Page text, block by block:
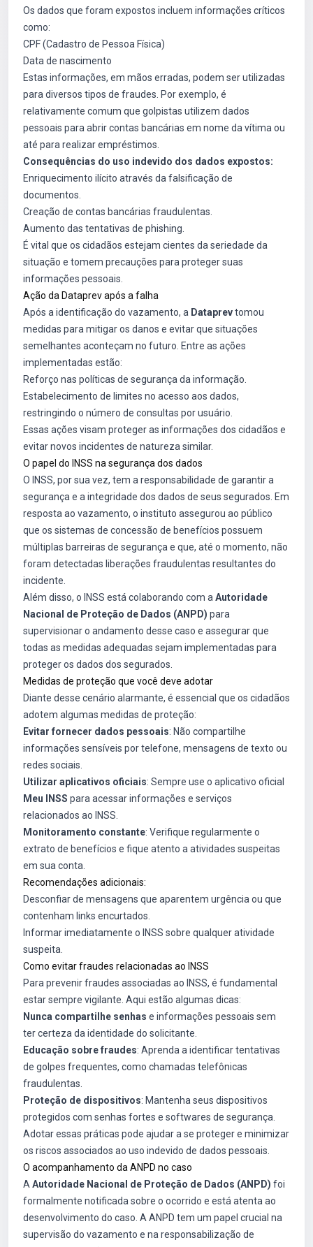
Os dados que foram expostos incluem informações críticos
como:
CPF (Cadastro de Pessoa Física)
Data de nascimento
Estas informações, em mãos erradas, podem ser utilizadas
para diversos tipos de fraudes. Por exemplo, é
relativamente comum que golpistas utilizem dados
pessoais para abrir contas bancárias em nome da vítima ou
até para realizar empréstimos.
Consequências do uso indevido dos dados expostos:
Enriquecimento ilícito através da falsificação de
documentos.
Creação de contas bancárias fraudulentas.
Aumento das tentativas de phishing.
É vital que os cidadãos estejam cientes da seriedade da
situação e tomem precauções para proteger suas
informações pessoais.
Ação da Dataprev após a falha
Após a identificação do vazamento, a Dataprevtomou
medidas para mitigar os danos e evitar que situações
semelhantes aconteçam no futuro. Entre as ações
implementadas estão:
Reforço nas políticas de segurança da informação.
Estabelecimento de limites no acesso aos dados,
restringindo o número de consultas por usuário.
Essas ações visam proteger as informações dos cidadãos e
evitar novos incidentes de natureza similar.
O papel do INSS na segurança dos dados
O INSS, por sua vez, tem a responsabilidade de garantir a
segurança e a integridade dos dados de seus segurados. Em
resposta ao vazamento, o instituto assegurou ao público
que os sistemas de concessão de benefícios possuem
múltiplas barreiras de segurança e que, até o momento, não
foram detectadas liberações fraudulentas resultantes do
incidente.
Além disso, o INSS está colaborando com a Autoridade
Nacional de Proteção de Dados (ANPD) para
supervisionar o andamento desse caso e assegurar que
todas as medidas adequadas sejam implementadas para
proteger os dados dos segurados.
Medidas de proteção que você deve adotar
Diante desse cenário alarmante, é essencial que os cidadãos
adotem algumas medidas de proteção:
Evitar fornecer dados pessoais: Não compartilhe
informações sensíveis por telefone, mensagens de texto ou
redes sociais.
Utilizar aplicativos oficiais: Sempre use o aplicativo oficial
Meu INSS para acessar informações e serviços
relacionados ao INSS.
Monitoramento constante: Verifique regularmente o
extrato de benefícios e fique atento a atividades suspeitas
em sua conta.
Recomendações adicionais:
Desconfiar de mensagens que aparentem urgência ou que
contenham links encurtados.
Informar imediatamente o INSS sobre qualquer atividade
suspeita.
Como evitar fraudes relacionadas ao INSS
Para prevenir fraudes associadas ao INSS, é fundamental
estar sempre vigilante. Aqui estão algumas dicas:
Nunca compartilhe senhas e informações pessoais sem
ter certeza da identidade do solicitante.
Educação sobre fraudes: Aprenda a identificar tentativas
de golpes frequentes, como chamadas telefônicas
fraudulentas.
Proteção de dispositivos: Mantenha seus dispositivos
protegidos com senhas fortes e softwares de segurança.
Adotar essas práticas pode ajudar a se proteger e minimizar
os riscos associados ao uso indevido de dados pessoais.
O acompanhamento da ANPD no caso
A Autoridade Nacional de Proteção de Dados (ANPD) foi
formalmente notificada sobre o ocorrido e está atenta ao
desenvolvimento do caso. A ANPD tem um papel crucial na
supervisão do vazamento e na responsabilização de